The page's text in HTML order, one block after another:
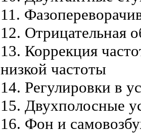
11.
12. Отрицательная
13. Коррекция
низкой частоты
14. Регулировки в
15. Двухполосные
16. Фон и